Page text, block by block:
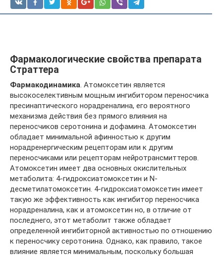
Фармакологические свойства препарата
Страттера
Фармакодинамика. Атомоксетин является
высокоселективным мощным ингибитором переносчика
пресинаптического норадреналина, его вероятного
механизма действия без прямого влияния на
переносчиков серотонина и дофамина. Атомоксетин
обладает минимальной афинностью к другим
норадренергическим рецепторам или к другим
переносчиками или рецепторам нейротрансмиттеров.
Атомоксетин имеет два основных окислительных
метаболита: 4-гидроксиатомоксетин и N-
десметилатомоксетин. 4-гидроксиатомоксетин имеет
такую же эффективность как ингибитор переносчика
норадреналина, как и атомоксетин но, в отличие от
последнего, этот метаболит также обладает
определенной ингибиторной активностью по отношению
к переносчику серотонина. Однако, как правило, такое
влияние является минимальным, поскольку большая